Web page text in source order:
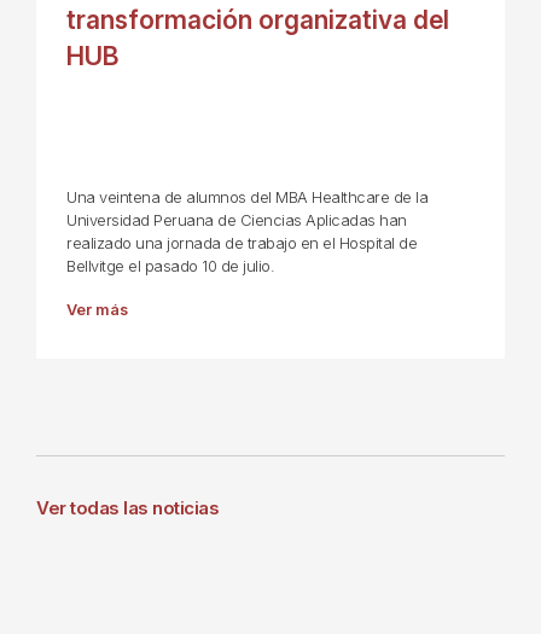
transformación organizativa del
HUB
Una veintena de alumnos del MBA Healthcare de la
Universidad Peruana de Ciencias Aplicadas han
realizado una jornada de trabajo en el Hospital de
Bellvitge el pasado 10 de julio.
Ver más
Ver todas las noticias